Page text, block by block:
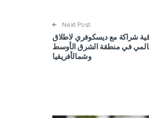
Next Post
شراكة مع ديسكوفري لاطلاق
في منطقة الشرق الأوسط
وشمالأفريقيا‎